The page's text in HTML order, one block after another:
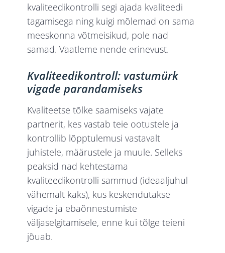
kvaliteedikontrolli segi ajada kvaliteedi
tagamisega ning kuigi mõlemad on sama
meeskonna võtmeisikud, pole nad
samad. Vaatleme nende erinevust.
Kvaliteedikontroll: vastumürk
vigade parandamiseks
Kvaliteetse tõlke saamiseks vajate
partnerit, kes vastab teie ootustele ja
kontrollib lõpptulemusi vastavalt
juhistele, määrustele ja muule. Selleks
peaksid nad kehtestama
kvaliteedikontrolli sammud (ideaaljuhul
vähemalt kaks), kus keskendutakse
vigade ja ebaõnnestumiste
väljaselgitamisele, enne kui tõlge teieni
jõuab.